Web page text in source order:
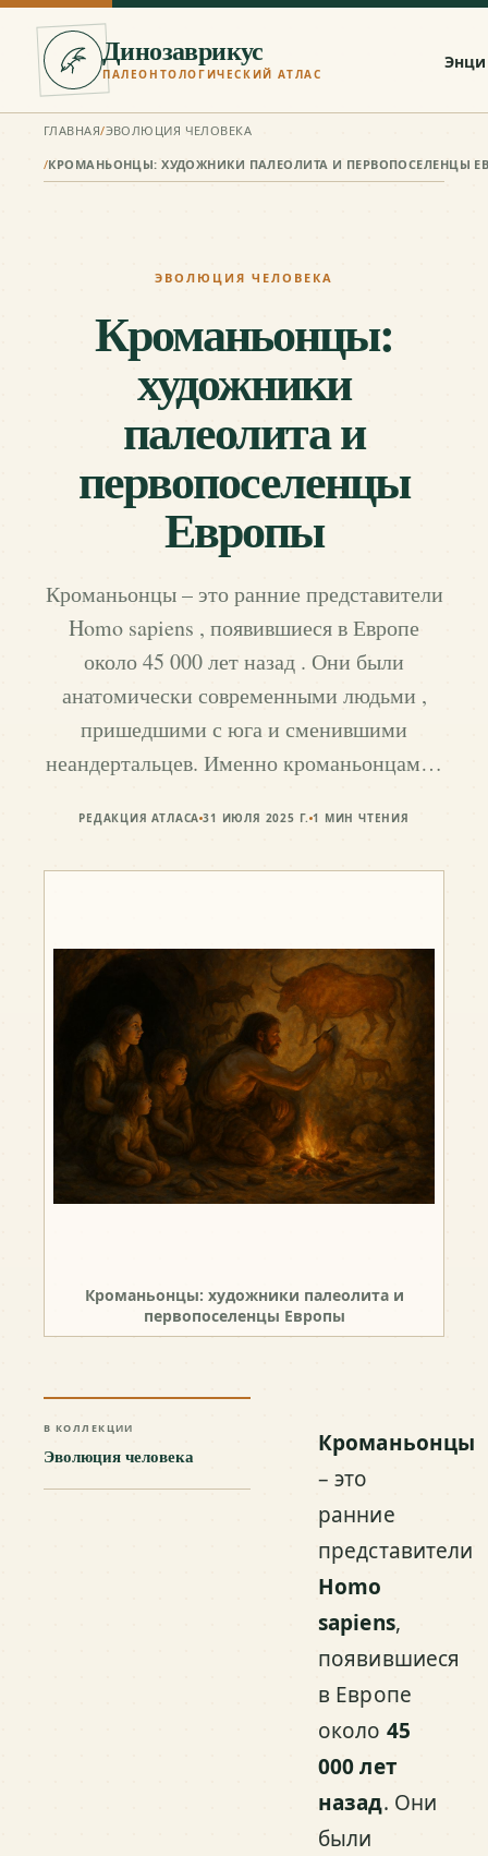
Динозаврикус
ПАЛЕОНТОЛОГИЧЕСКИЙ АТЛАС
ГЛАВНАЯ/ЭВОЛЮЦИЯ ЧЕЛОВЕКА
/
ЭВОЛЮЦИЯ ЧЕЛОВЕКА
Кроманьонцы:
художники
палеолита и
первопоселенцы
Европы
Кроманьонцы – это ранние представители
Homo sapiens , появившиеся в Европе
около 45 000 лет назад . Они были
анатомически современными людьми ,
пришедшими с юга и сменившими
неандертальцев. Именно кроманьонцам…
РЕДАКЦИЯ АТЛАСА 31 ИЮЛЯ 2025 Г. 1 МИН ЧТЕНИЯ
Кроманьонцы: художники палеолита и
первопоселенцы Европы
В КОЛЛЕКЦИИ
Эволюция человека
Кроманьонцы
– это
ранние
представители
Homo
sapiens,
появившиеся
в Европе
около 45
000 лет
назад. Они
были